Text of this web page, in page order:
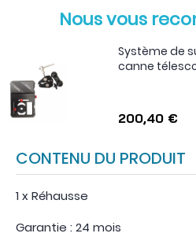
Nous vous
Système de
canne
200,40 €
CONTENU DU PRODUIT
1 x Réhausse
Garantie : 24 mois